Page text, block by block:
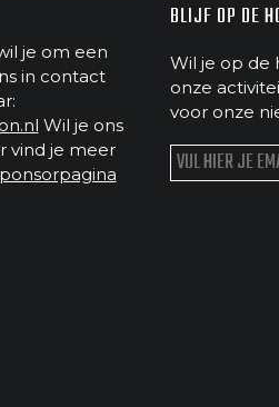
je om een
in contact
Wil je ons
vind je meer
BLIJF OP DE
Wil je op de
onze
voor onze